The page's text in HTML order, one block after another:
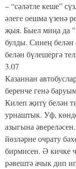
– “сәләтле кеше”
әлеге оешма үзенә
җыя. Быел миңа да
булды. Синең
белән бүлешергә
3.07
Казаннан
беренче генә
Килеп җитү белән
урнаштык. Уф,
азыгына
йөзләрне очрату
бирмисен. Ә кичке
рәвештә ачык дип